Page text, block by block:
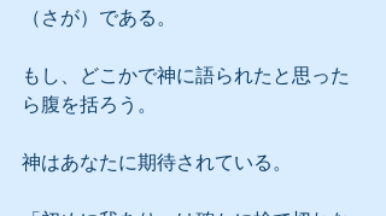
（さが）である。
もし、どこかで神に語られたと思った
ら腹を括ろう。
神はあなたに期待されている。